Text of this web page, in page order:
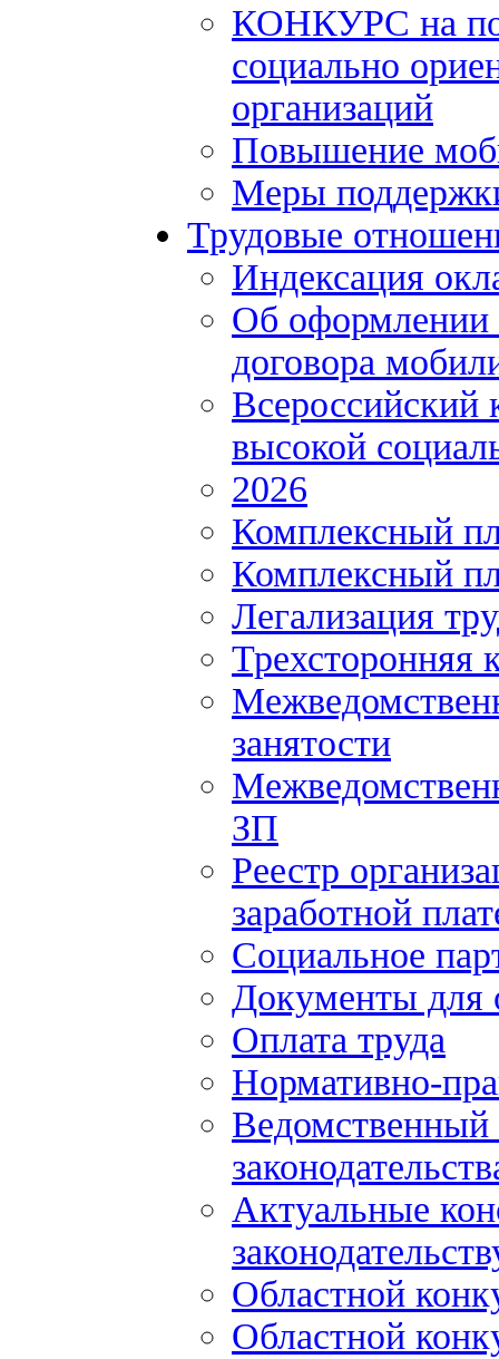
КОНКУРС на
социально
организаций
Повышение
Меры
Трудовые
Индексация
Об оформлении
договора
Всероссийский
высокой
2026
Комплексный
Комплексный
Легализация
Трехсторонняя
занятости
ЗП
Реестр
заработной
Социальное
Документы для
Оплата труда
Нормативно-
Ведомственный
Актуальные
Областной
Областной